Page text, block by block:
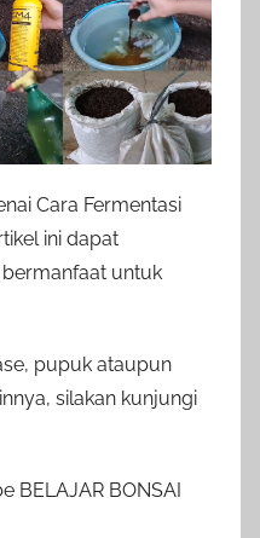
Cara Fermentasi
ini dapat
untuk
pupuk ataupun
silakan kunjungi
BELAJAR BONSAI